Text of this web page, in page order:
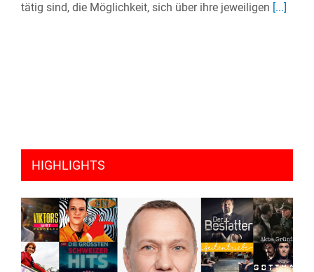
tätig sind, die Möglichkeit, sich über ihre jeweiligen [...]
HIGHLIGHTS